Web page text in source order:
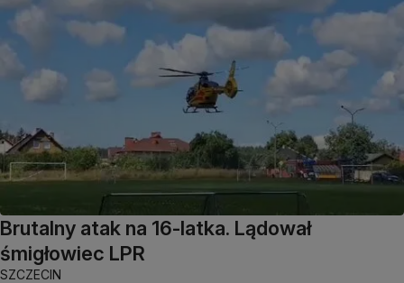
Brutalny atak na 16-latka. Lądował
śmigłowiec LPR
SZCZECIN